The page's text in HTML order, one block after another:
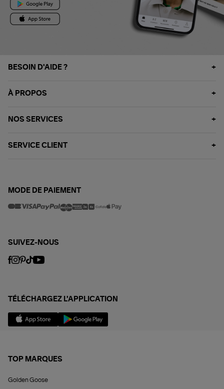
BESOIN D'AIDE ?
À PROPOS
NOS SERVICES
SERVICE CLIENT
MODE DE PAIEMENT
SUIVEZ-NOUS
TÉLÉCHARGEZ L'APPLICATION
TOP MARQUES
Golden Goose